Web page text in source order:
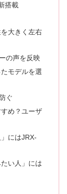
搭載
大きく左右
の声を反映
モデルを選
ぐ
め？ユーザ
にはJRX-
い人」には